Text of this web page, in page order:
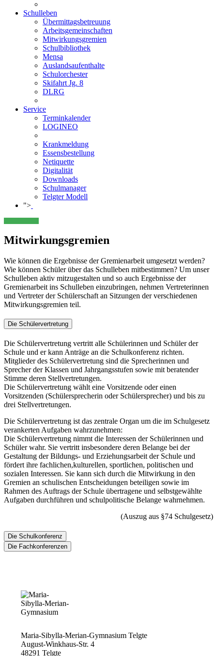
Schulleben
Übermittagsbetreuung
Arbeitsgemeinschaften
Mitwirkungsgremien
Schulbibliothek
Mensa
Auslandsaufenthalte
Schulorchester
Skifahrt Jg. 8
DLRG
Service
Terminkalender
LOGINEO
Krankmeldung
Essensbestellung
Netiquette
Digitalität
Downloads
Schulmanager
Telgter Modell
">
Mitwirkungsgremien
Wie können die Ergebnisse der Gremienarbeit umgesetzt werden?
Wie können Schüler über das Schulleben mitbestimmen? Um unser
Schulleben aktiv mitzugestalten und so auch Ergebnisse der
Gremienarbeit ins Schulleben einzubringen, nehmen Vertreterinnen
und Vertreter der Schülerschaft an Sitzungen der verschiedenen
Mitwirkungsgremien teil.
Die Schülervertretung
Die Schülervertretung vertritt alle Schülerinnen und Schüler der
Schule und er kann Anträge an die Schulkonferenz richten.
Mitglieder des Schülervertretung sind die Sprecherinnen und
Sprecher der Klassen und Jahrgangsstufen sowie mit beratender
Stimme deren Stellvertretungen.
Die Schülervertretung wählt eine Vorsitzende oder einen
Vorsitzenden (Schülersprecherin oder Schülersprecher) und bis zu
drei Stellvertretungen.
Die Schülervertretung ist das zentrale Organ um die im Schulgesetz
verankerten Aufgaben wahrzunehmen:
Die Schülervertretung nimmt die Interessen der Schülerinnen und
Schüler wahr. Sie vertritt insbesondere deren Belange bei der
Gestaltung der Bildungs- und Erziehungsarbeit der Schule und
fördert ihre fachlichen,kulturellen, sportlichen, politischen und
sozialen Interessen. Sie kann sich durch die Mitwirkung in den
Gremien an schulischen Entscheidungen beteiligen sowie im
Rahmen des Auftrags der Schule übertragene und selbstgewählte
Aufgaben durchführen und schulpolitische Belange wahrnehmen.
(Auszug aus §74 Schulgesetz)
Die Schulkonferenz
Die Fachkonferenzen
Maria-Sibylla-Merian-Gymnasium Telgte
August-Winkhaus-Str. 4
48291 Telgte